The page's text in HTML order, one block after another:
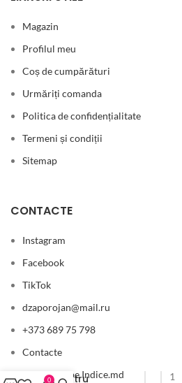
Magazin
Profilul meu
Coș de cumpărături
Urmăriți comanda
Politica de confidențialitate
Termeni și condiții
Sitemap
CONTACTE
Instagram
Facebook
TikTok
dzaporojan@mail.ru
+373 689 75 798
Contacte
Compania pe Indice.md
Pentru
0